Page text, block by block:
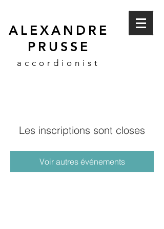
ALEXANDRE
PRUSSE
accordionist
Les inscriptions sont closes
Voir autres événements